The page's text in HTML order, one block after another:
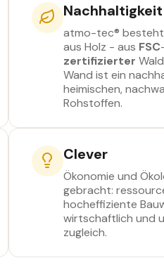
Nachhaltigkeit
atmo-tec® besteht
aus Holz - aus FSC
zertifizierter
Wand ist ein
heimischen,
Rohstoffen.
Clever
Ökonomie und
gebracht:
hocheffiziente
wirtschaftlich und
zugleich.